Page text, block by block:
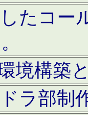
たコー
境構築
ラ部制